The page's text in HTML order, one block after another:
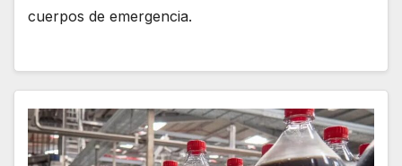
cuerpos de emergencia.